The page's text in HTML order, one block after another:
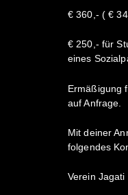
€ 360,- ( €
€ 250,- für
eines
Ermäßigung
auf Anfrage.
Mit deiner
folgendes
Verein Jagati